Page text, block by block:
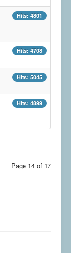
Hits: 4801
Hits: 4708
Hits: 5045
Hits: 4899
Page 14 of 17